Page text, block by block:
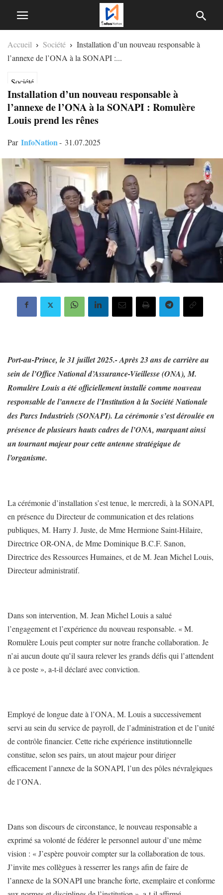
Accueil Société
Installation d’un nouveau responsable à
l’annexe de l’ONA à la SONAPI :...
Société
Installation d’un nouveau responsable à
l’annexe de l’ONA à la SONAPI : Romulère
Louis prend les rênes
Par InfoNation- 31.07.2025
Port-au-Prince, le 31 juillet 2025.- Après 23 ans de carrière au
sein de l’Office National d’Assurance-Vieillesse (ONA), M.
Romulère Louis a été officiellement installé comme nouveau
responsable de l’annexe de l’Institution à la Société Nationale
des Parcs Industriels (SONAPI). La cérémonie s’est déroulée en
présence de plusieurs hauts cadres de l’ONA, marquant ainsi
un tournant majeur pour cette antenne stratégique de
l’organisme.
La cérémonie d’installation s’est tenue, le mercredi, à la SONAPI,
en présence du Directeur de communication et des relations
publiques, M. Harry J. Juste, de Mme Hermione Saint-Hilaire,
Directrice OR-ONA, de Mme Dominique B.C.F. Sanon,
Directrice des Ressources Humaines, et de M. Jean Michel Louis,
Directeur administratif.
Dans son intervention, M. Jean Michel Louis a salué
l’engagement et l’expérience du nouveau responsable. « M.
Romulère Louis peut compter sur notre franche collaboration. Je
n’ai aucun doute qu’il saura relever les grands défis qui l’attendent
à ce poste », a-t-il déclaré avec conviction.
Employé de longue date à l’ONA, M. Louis a successivement
servi au sein du service de payroll, de l’administration et de l’unité
de contrôle financier. Cette riche expérience institutionnelle
constitue, selon ses pairs, un atout majeur pour diriger
efficacement l’annexe de la SONAPI, l’un des pôles névralgiques
de l’ONA.
Dans son discours de circonstance, le nouveau responsable a
exprimé sa volonté de fédérer le personnel autour d’une même
vision : « J’espère pouvoir compter sur la collaboration de tous.
J’invite mes collègues à resserrer les rangs afin de faire de
l’annexe de la SONAPI une branche forte, exemplaire et conforme